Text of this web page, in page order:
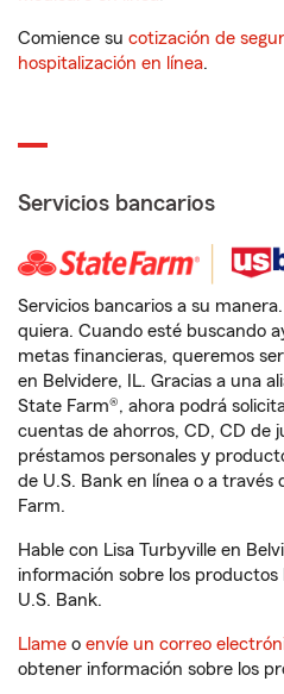
Comience su cotización de
hospitalización en línea.
Servicios bancarios
Servicios bancarios a su
quiera. Cuando esté buscando
metas financieras, queremos
en Belvidere, IL. Gracias a una
State Farm®, ahora podrá
cuentas de ahorros, CD, CD de
préstamos personales y
de U.S. Bank en línea o a través
Farm.
Hable con Lisa Turbyville en
información sobre los productos
U.S. Bank.
Llame o envíe un correo
obtener información sobre los